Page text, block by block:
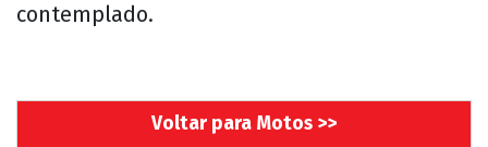
contemplado.
Voltar para Motos >>